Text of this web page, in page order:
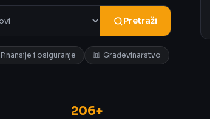
Pretraži
Finansije i osiguranje
Građevinarstvo
206+